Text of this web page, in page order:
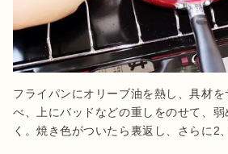
フライパンにオリーブ油を熱し、具材
べ、上にバッドなどの重しをのせて、
く。焼き色がついたら裏返し、さらに2